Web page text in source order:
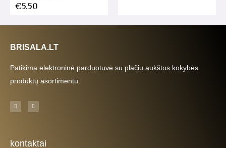
€5.50
BRISALA.LT
Patikima elektroninė parduotuvė su plačiu aukštos kokybės
produktų asortimentu.
F
a
c
-
f
I
n
s
m
kontaktai